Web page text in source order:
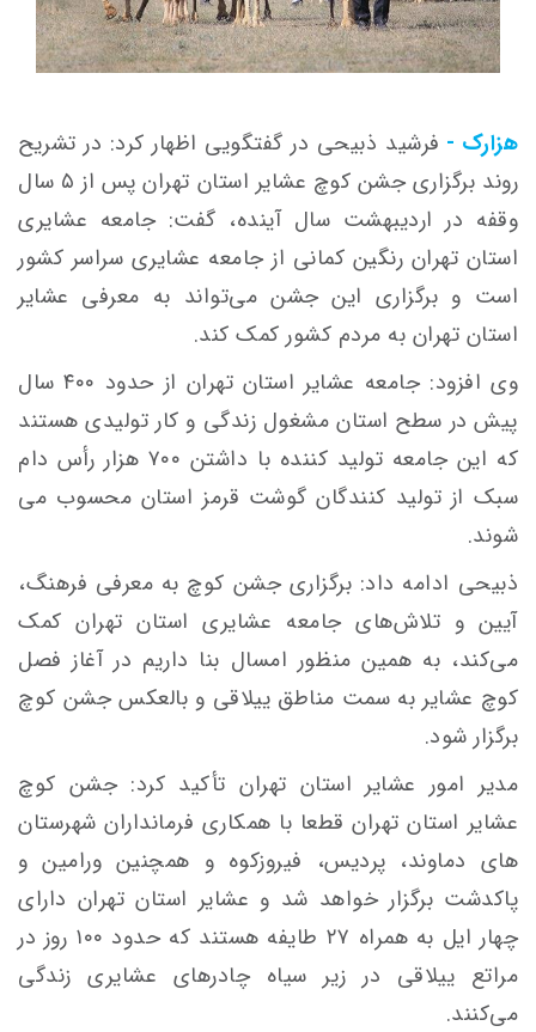
هزارک - فرشید ذبیحی در گفتگویی اظهار کرد: در تشریح
روند برگزاری جشن کوچ عشایر استان تهران پس از ۵ سال
وقفه در اردیبهشت سال آینده، گفت: جامعه عشایری
استان تهران رنگین کمانی از جامعه عشایری سراسر کشور
است و برگزاری این جشن می‌تواند به معرفی عشایر
استان تهران به مردم کشور کمک کند.
وی افزود: جامعه عشایر استان تهران از حدود ۴۰۰ سال
پیش در سطح استان مشغول زندگی و کار تولیدی هستند
که این جامعه تولید کننده با داشتن ۷۰۰ هزار رأس دام
سبک از تولید کنندگان گوشت قرمز استان محسوب می
شوند.
ذبیحی ادامه داد: برگزاری جشن کوچ به معرفی فرهنگ،
آیین و تلاش‌های جامعه عشایری استان تهران کمک
می‌کند، به همین منظور امسال بنا داریم در آغاز فصل
کوچ عشایر به سمت مناطق ییلاقی و بالعکس جشن کوچ
برگزار شود.
مدیر امور عشایر استان تهران تأکید کرد: جشن کوچ
عشایر استان تهران قطعا با همکاری فرمانداران شهرستان
های دماوند، پردیس، فیروزکوه و همچنین ورامین و
پاکدشت برگزار خواهد شد و عشایر استان تهران دارای
چهار ایل به همراه ۲۷ طایفه هستند که حدود ۱۰۰ روز در
مراتع ییلاقی در زیر سیاه چادرهای عشایری زندگی
می‌کنند.